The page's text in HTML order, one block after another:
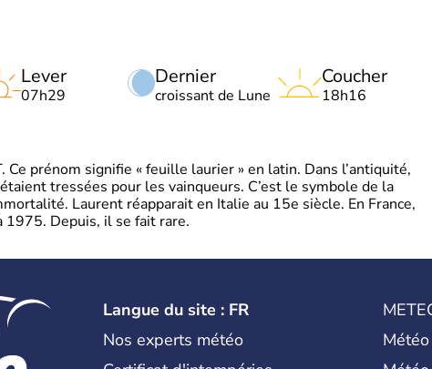
Dernier
croissant de Lune
Lever
07h29
Coucher
18h16
Ce prénom signifie « feuille laurier » en latin. Dans l’antiquité,
tressées pour les vainqueurs. C’est le symbole de la
Laurent réapparait en Italie au 15e siècle. En France,
1975. Depuis, il se fait rare.
Langue du site : FR
Nos experts météo